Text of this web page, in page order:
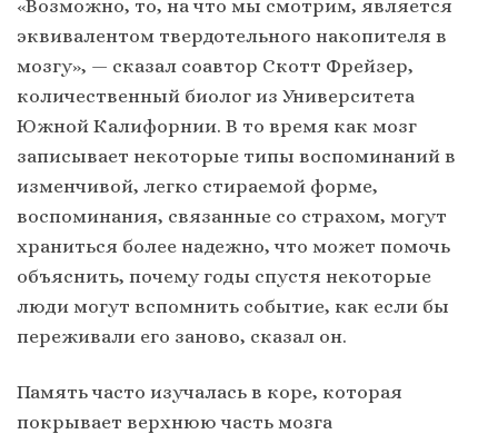
«Возможно, то, на что мы смотрим, является
эквивалентом твердотельного накопителя в
мозгу», — сказал соавтор Скотт Фрейзер,
количественный биолог из Университета
Южной Калифорнии. В то время как мозг
записывает некоторые типы воспоминаний в
изменчивой, легко стираемой форме,
воспоминания, связанные со страхом, могут
храниться более надежно, что может помочь
объяснить, почему годы спустя некоторые
люди могут вспомнить событие, как если бы
переживали его заново, сказал он.
Память часто изучалась в коре, которая
покрывает верхнюю часть мозга